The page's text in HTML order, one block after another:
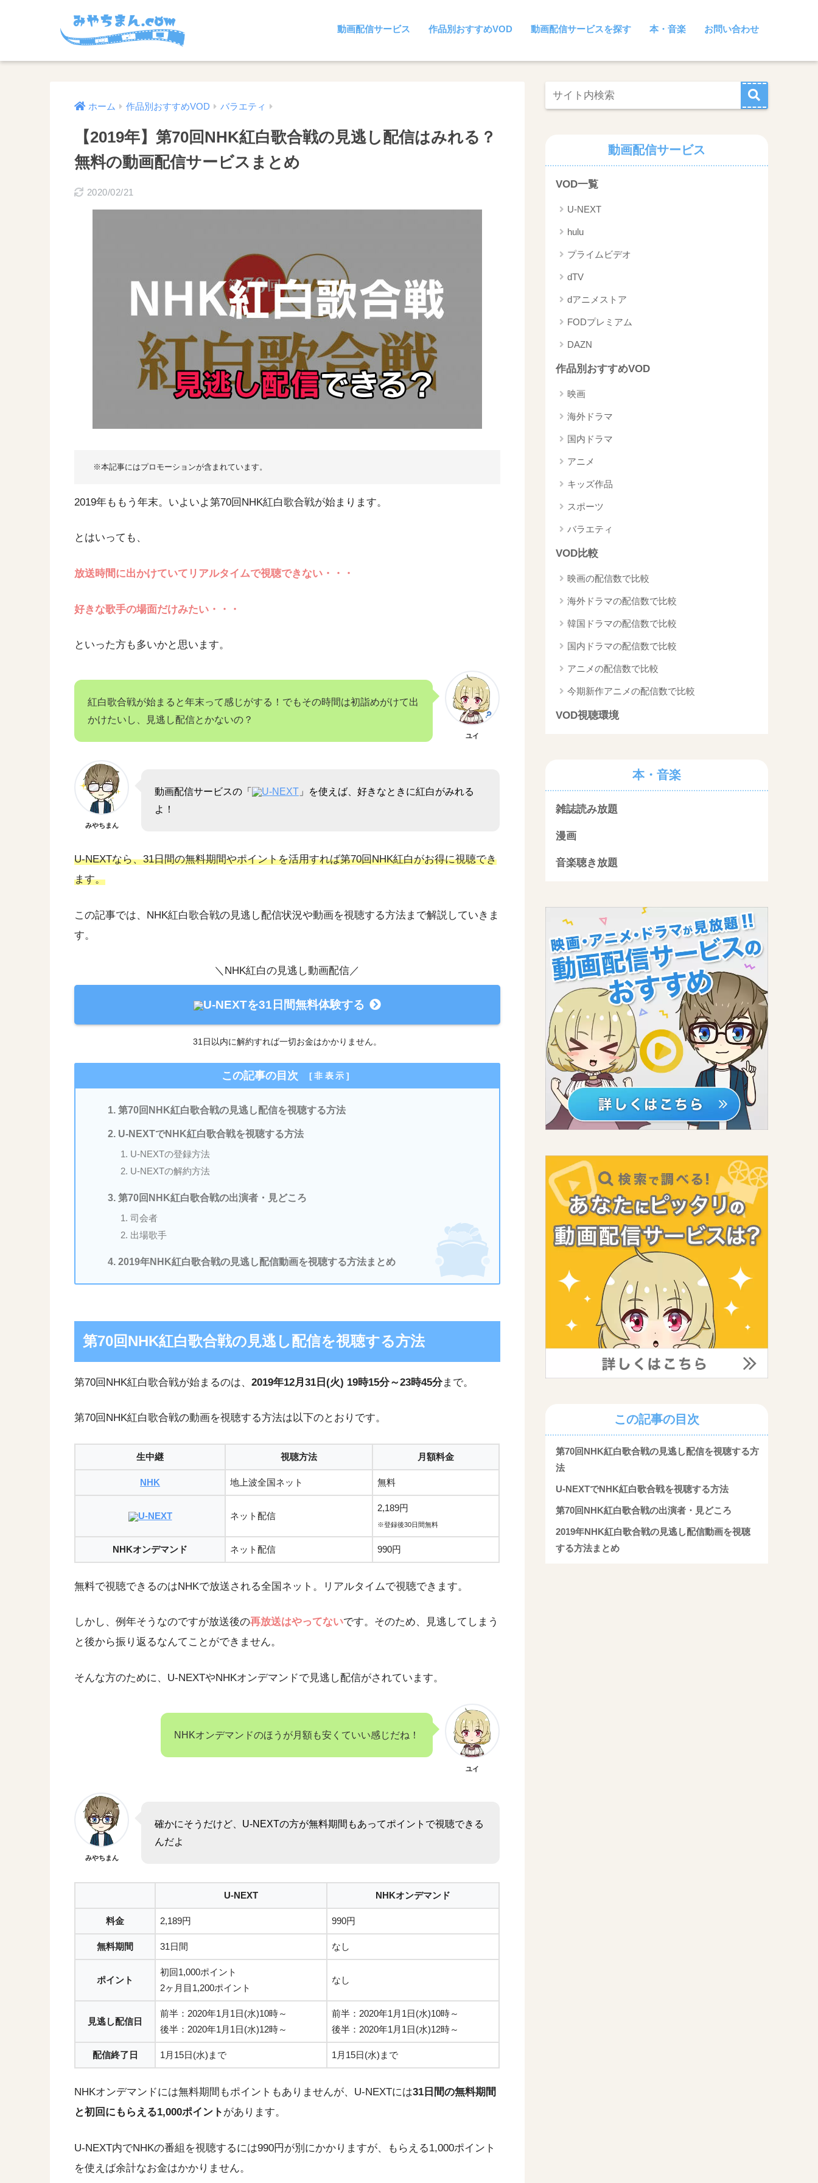
動画配信サービス 作品別おすすめVOD 動画配信サービスを探す 本・音楽 お問い合わせ
ホーム 作品別おすすめVOD バラエティ
【2019年】第70回NHK紅白歌合戦の見逃し配信はみれる？
無料の動画配信サービスまとめ
2020/02/21
2019年ももう年末。いよいよ第70回NHK紅白歌合戦が始まります。
とはいっても、
放送時間に出かけていてリアルタイムで視聴できない・・・
好きな歌手の場面だけみたい・・・
といった方も多いかと思います。
紅白歌合戦が始まると年末って感じがする！でもその時間は初詣めがけて出
かけたいし、見逃し配信とかないの？
ユイ
みやちまん
動画配信サービスの「 U-NEXT 」を使えば、好きなときに紅白がみれる
よ！
U-NEXTなら、31日間の無料期間やポイントを活用すれば第70回NHK紅白がお得に視聴でき
ます。
この記事では、NHK紅白歌合戦の見逃し配信状況や動画を視聴する方法まで解説していきま
す。
＼NHK紅白の見逃し動画配信／
U-NEXTを31日間無料体験する
31日以内に解約すれば一切お金はかかりません。
この記事の目次 [非表示 ]
第70回NHK紅白歌合戦の見逃し配信を視聴する方法
U-NEXTでNHK紅白歌合戦を視聴する方法
U-NEXTの登録方法
U-NEXTの解約方法
第70回NHK紅白歌合戦の出演者・見どころ
司会者
出場歌手
2019年NHK紅白歌合戦の見逃し配信動画を視聴する方法まとめ
第70回NHK紅白歌合戦の見逃し配信を視聴する方法
第70回NHK紅白歌合戦が始まるのは、 2019年12月31日(火) 19時15分～23時45分まで。
第70回NHK紅白歌合戦の動画を視聴する方法は以下のとおりです。
生中継 視聴方法 月額料金
NHK 地上波全国ネット 無料
U-NEXT ネット配信
2,189円
※登録後30日間無料
NHKオンデマンド ネット配信 990円
無料で視聴できるのはNHKで放送される全国ネット。リアルタイムで視聴できます。
しかし、例年そうなのですが放送後の再放送はやってないです。そのため、見逃してしまう
と後から振り返るなんてことができません。
そんな方のために、U-NEXTやNHKオンデマンドで見逃し配信がされています。
NHKオンデマンドのほうが月額も安くていい感じだね！
ユイ
みやちまん
確かにそうだけど、U-NEXTの方が無料期間もあってポイントで視聴できる
んだよ
U-NEXT NHKオンデマンド
料金 2,189円 990円
無料期間 31日間 なし
ポイント
初回1,000ポイント
2ヶ月目1,200ポイント
なし
見逃し配信日
前半：2020年1月1日(水)10時～
後半：2020年1月1日(水)12時～
前半：2020年1月1日(水)10時～
後半：2020年1月1日(水)12時～
配信終了日 1月15日(水)まで 1月15日(水)まで
NHKオンデマンドには無料期間もポイントもありませんが、U-NEXTには31日間の無料期間
と初回にもらえる1,000ポイント があります。
U-NEXT内でNHKの番組を視聴するには990円が別にかかりますが、もらえる1,000ポイント
を使えば余計なお金はかかりません。
動画配信サービス
VOD一覧
U-NEXT
hulu
プライムビデオ
dTV
dアニメストア
FODプレミアム
DAZN
作品別おすすめVOD
映画
海外ドラマ
国内ドラマ
アニメ
キッズ作品
スポーツ
バラエティ
VOD比較
映画の配信数で比較
海外ドラマの配信数で比較
韓国ドラマの配信数で比較
国内ドラマの配信数で比較
アニメの配信数で比較
今期新作アニメの配信数で比較
VOD視聴環境
本・音楽
雑誌読み放題
漫画
音楽聴き放題
この記事の目次
第70回NHK紅白歌合戦の見逃し配信を視聴する方
法
U-NEXTでNHK紅白歌合戦を視聴する方法
第70回NHK紅白歌合戦の出演者・見どころ
2019年NHK紅白歌合戦の見逃し配信動画を視聴
する方法まとめ